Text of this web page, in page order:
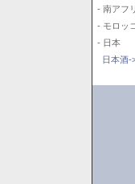
- 南アフ
- モロッ
- 日本
日本酒-